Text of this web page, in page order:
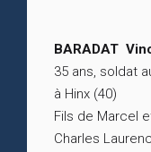
BARADAT
35 ans, soldat
à Hinx (40)
Fils de Marcel
Charles